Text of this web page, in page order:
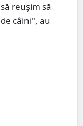
reușim să
câini", au